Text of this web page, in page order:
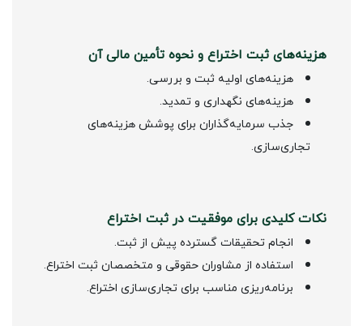
هزینه‌های ثبت اختراع و نحوه تأمین مالی آن
هزینه‌های اولیه ثبت و بررسی.
هزینه‌های نگهداری و تمدید.
جذب سرمایه‌گذاران برای پوشش هزینه‌های
تجاری‌سازی.
نکات کلیدی برای موفقیت در ثبت اختراع
انجام تحقیقات گسترده پیش از ثبت.
استفاده از مشاوران حقوقی و متخصصان ثبت اختراع.
برنامه‌ریزی مناسب برای تجاری‌سازی اختراع.